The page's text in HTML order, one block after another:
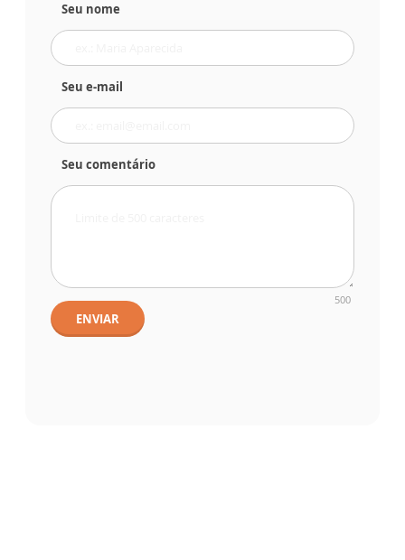
Seu nome
Seu e-mail
Seu comentário
500
ENVIAR